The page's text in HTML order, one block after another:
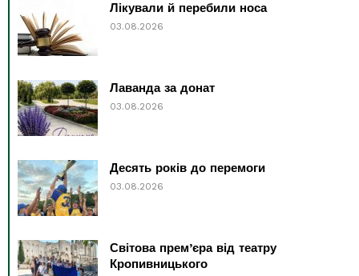
Лікували й перебили носа
03.08.2026
Лаванда за донат
03.08.2026
Десять років до перемоги
03.08.2026
Світова прем’єра від театру
Кропивницького